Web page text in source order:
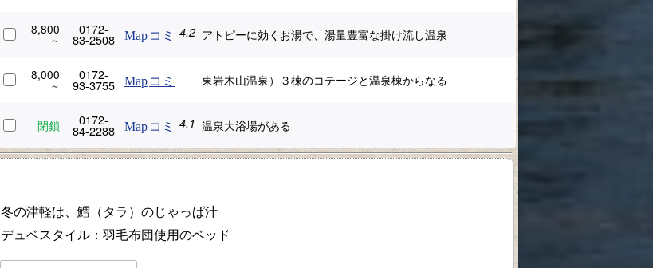
8,800 0172-
83-2508 Map コミ 4.2 アトピーに効くお湯で、湯量豊富な掛け流し温泉
8,000 0172-
93-3755 Map コミ 東岩木山温泉）３棟のコテージと温泉棟からなる
閉鎖 0172-
84-2288 Map コミ 4.1 温泉大浴場がある
冬の津軽は、鱈（タラ）のじゃっぱ汁
デュベスタイル：羽毛布団使用のベッド